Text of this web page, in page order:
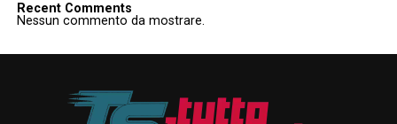
Recent Comments
Nessun commento da mostrare.